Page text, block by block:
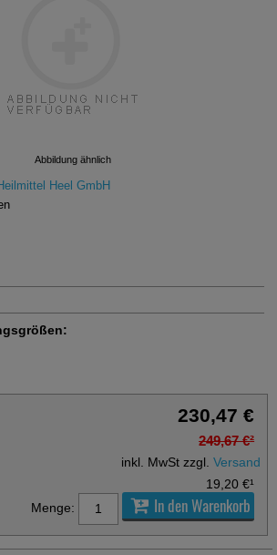
Abbildung ähnlich
Heel GmbH
230,47 €
249,67 €²
inkl. MwSt zzgl.Versand
19,20 €¹
Menge:
In den Warenkorb